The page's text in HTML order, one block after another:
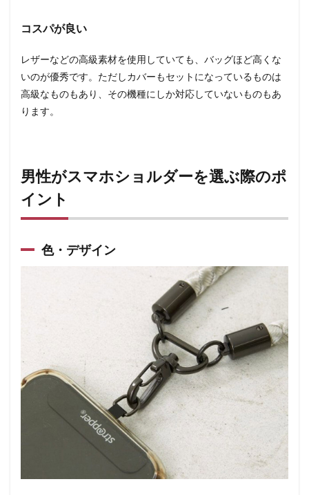
コスパが良い
レザーなどの高級素材を使用していても、バッグほど高くな
いのが優秀です。ただしカバーもセットになっているものは
高級なものもあり、その機種にしか対応していないものもあ
ります。
男性がスマホショルダーを選ぶ際のポ
イント
色・デザイン